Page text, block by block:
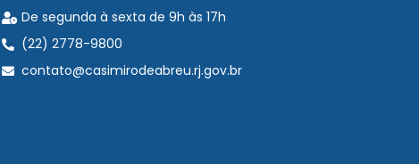
De segunda à sexta de 9h às 17h
(22) 2778-9800
contato@casimirodeabreu.rj.gov.br